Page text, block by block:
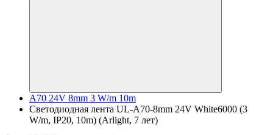
A70 24V 8mm 3 W/m 10m
Светодиодная лента UL-A70-8mm 24V White6000 (3
W/m, IP20, 10m) (Arlight, 7 лет)